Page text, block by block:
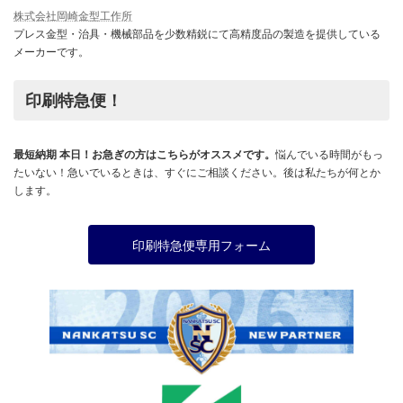
株式会社岡崎金型工作所
プレス金型・治具・機械部品を少数精鋭にて高精度品の製造を提供している
メーカーです。
印刷特急便！
最短納期 本日！お急ぎの方はこちらがオススメです。悩んでいる時間がもっ
たいない！急いでいるときは、すぐにご相談ください。後は私たちが何とか
します。
印刷特急便専用フォーム